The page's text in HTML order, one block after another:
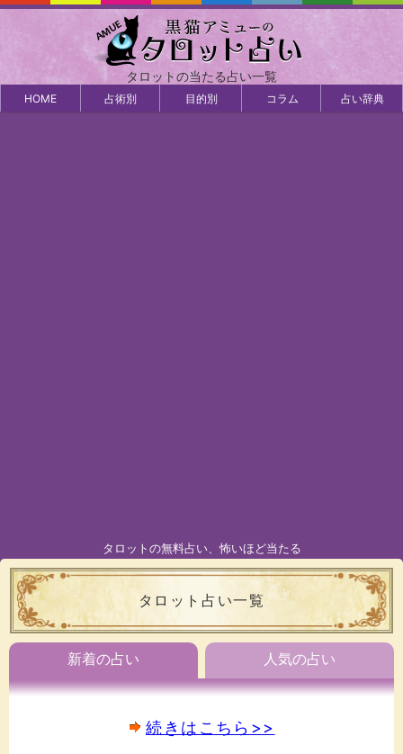
タロットの当たる占い一覧
HOME 占術別 目的別 コラム 占い辞典
タロットの無料占い、怖いほど当たる
タロット占い一覧
新着の占い 人気の占い
続きはこちら>>